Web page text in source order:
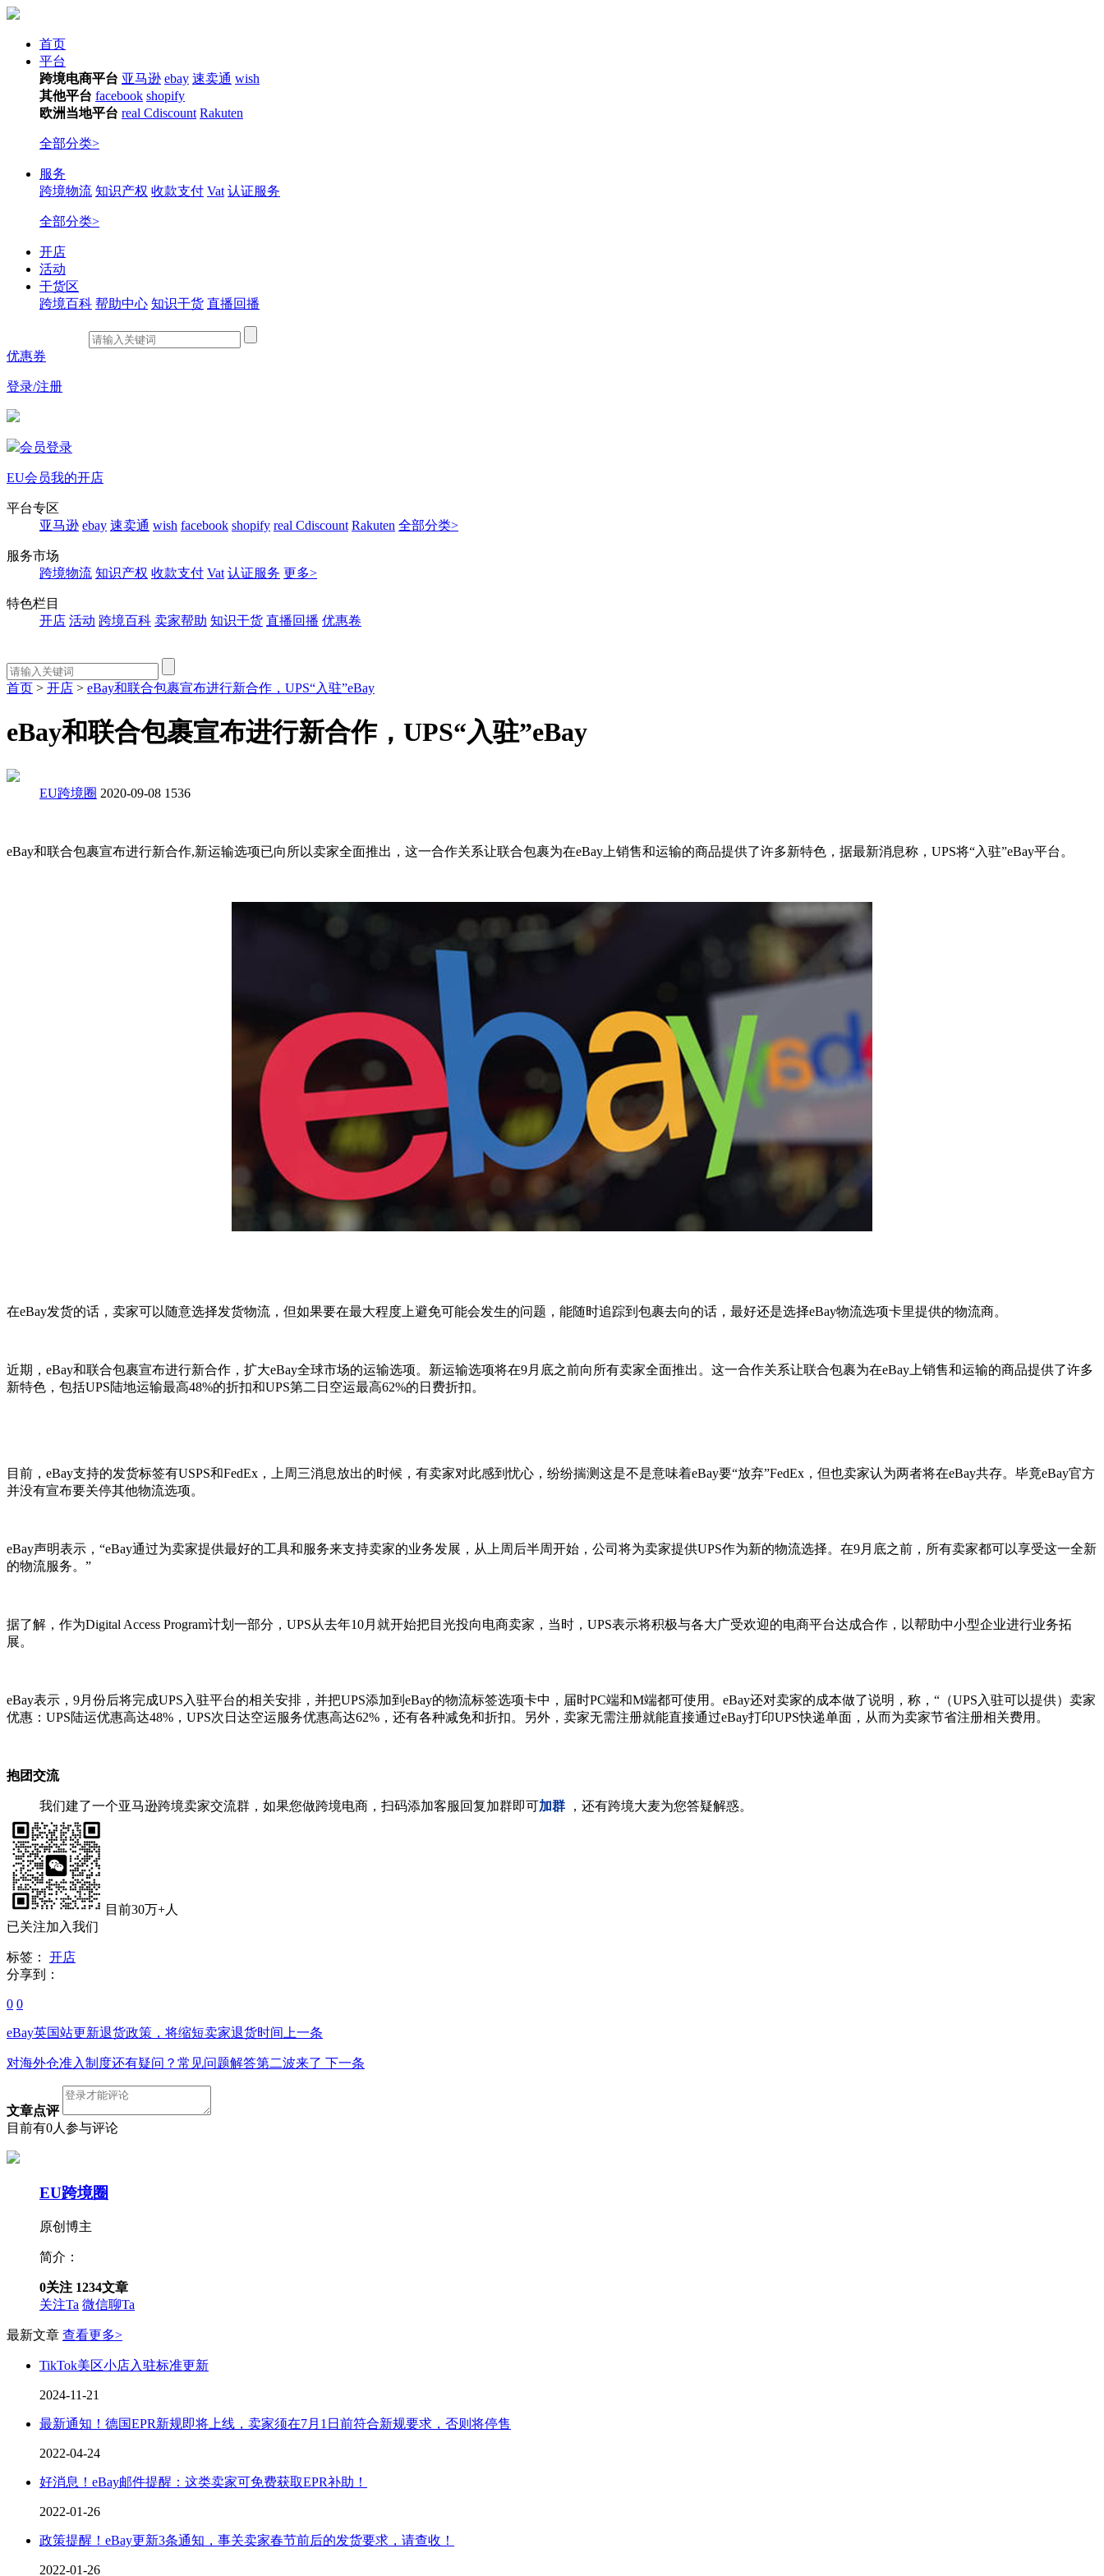
首页
平台
跨境电商平台 亚马逊 ebay 速卖通 wish
其他平台 facebook shopify
欧洲当地平台 real Cdiscount Rakuten
全部分类>
服务
跨境物流 知识产权 收款支付 Vat 认证服务
全部分类>
开店
活动
干货区
跨境百科 帮助中心 知识干货 直播回播
优惠券
登录/注册
会员登录
EU会员我的开店
平台专区
亚马逊 ebay 速卖通 wish facebook shopify real Cdiscount Rakuten 全部分类>
服务市场
跨境物流 知识产权 收款支付 Vat 认证服务 更多>
特色栏目
开店 活动 跨境百科 卖家帮助 知识干货 直播回播 优惠卷
首页 > 开店 > eBay和联合包裹宣布进行新合作，UPS“入驻”eBay
eBay和联合包裹宣布进行新合作，UPS“入驻”eBay
EU跨境圈 2020-09-08 1536
eBay和联合包裹宣布进行新合作,新运输选项已向所以卖家全面推出，这一合作关系让联合包裹为在eBay上销售和运输的商品提供了许多新特色，据最新消息称，UPS将“入驻”eBay平台。
在eBay发货的话，卖家可以随意选择发货物流，但如果要在最大程度上避免可能会发生的问题，能随时追踪到包裹去向的话，最好还是选择eBay物流选项卡里提供的物流商。
近期，eBay和联合包裹宣布进行新合作，扩大eBay全球市场的运输选项。新运输选项将在9月底之前向所有卖家全面推出。这一合作关系让联合包裹为在eBay上销售和运输的商品提供了许多
新特色，包括UPS陆地运输最高48%的折扣和UPS第二日空运最高62%的日费折扣。
目前，eBay支持的发货标签有USPS和FedEx，上周三消息放出的时候，有卖家对此感到忧心，纷纷揣测这是不是意味着eBay要“放弃”FedEx，但也卖家认为两者将在eBay共存。毕竟eBay官方
并没有宣布要关停其他物流选项。
eBay声明表示，“eBay通过为卖家提供最好的工具和服务来支持卖家的业务发展，从上周后半周开始，公司将为卖家提供UPS作为新的物流选择。在9月底之前，所有卖家都可以享受这一全新
的物流服务。”
据了解，作为Digital Access Program计划一部分，UPS从去年10月就开始把目光投向电商卖家，当时，UPS表示将积极与各大广受欢迎的电商平台达成合作，以帮助中小型企业进行业务拓
展。
eBay表示，9月份后将完成UPS入驻平台的相关安排，并把UPS添加到eBay的物流标签选项卡中，届时PC端和M端都可使用。eBay还对卖家的成本做了说明，称，“（UPS入驻可以提供）卖家
优惠：UPS陆运优惠高达48%，UPS次日达空运服务优惠高达62%，还有各种减免和折扣。另外，卖家无需注册就能直接通过eBay打印UPS快递单面，从而为卖家节省注册相关费用。
抱团交流
我们建了一个亚马逊跨境卖家交流群，如果您做跨境电商，扫码添加客服回复加群即可加群 ，还有跨境大麦为您答疑解惑。
目前30万+人
已关注加入我们
标签：
开店
分享到：
0 0
eBay英国站更新退货政策，将缩短卖家退货时间 上一条
对海外仓准入制度还有疑问？常见问题解答第二波来了 下一条
文章点评
目前有0人参与评论
EU跨境圈
原创博主
简介：
0关注 1234文章
关注Ta 微信聊Ta
最新文章 查看更多>
TikTok美区小店入驻标准更新
2024-11-21
最新通知！德国EPR新规即将上线，卖家须在7月1日前符合新规要求，否则将停售
2022-04-24
好消息！eBay邮件提醒：这类卖家可免费获取EPR补助！
2022-01-26
政策提醒！eBay更新3条通知，事关卖家春节前后的发货要求，请查收！
2022-01-26